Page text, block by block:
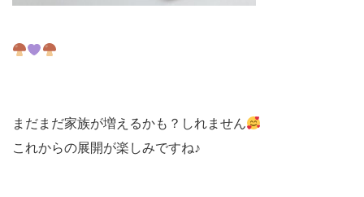
まだまだ家族が増えるかも？しれません
これからの展開が楽しみですね♪